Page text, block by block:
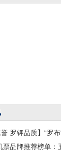
誉 罗钾品质】“罗
票品牌推荐榜单